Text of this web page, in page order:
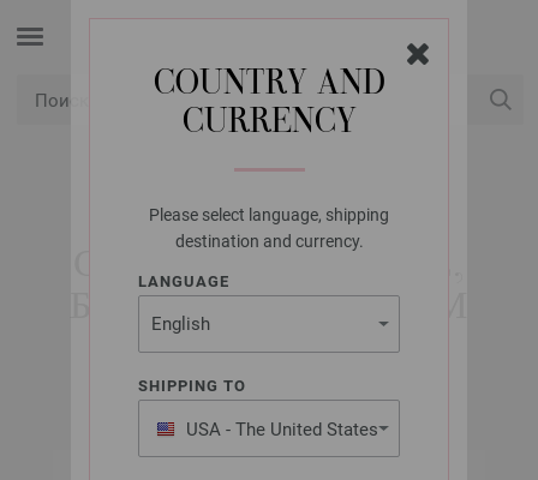
COUNTRY AND
CURRENCY
Please select language, shipping
destination and currency.
LANGUAGE
SHIPPING TO
USA - The United States
of America
LANA GROSSA
СПИЦЫ ЧУЛОЧНЫЕ,
БАМБУК №7,0/20СМ